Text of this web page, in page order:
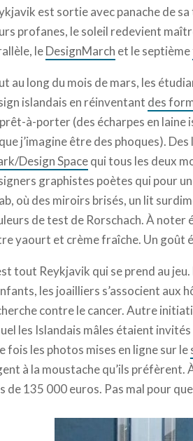
est sortie avec panache de
profanes, le soleil redevient
leDesignMarch et le septième
au long du mois de mars, les
islandais en réinventant des
à-porter (des écharpes en laine
j’imagine être des phoques).
Design Spacequi tous les deux
graphistes poètes qui pour
où des miroirs brisés, un lit
de test de Rorschach. À noter
yaourt et crème fraîche. Un goût
tout Reykjavik qui se prend au
les joailliers s’associent
contre le cancer. Autre
les Islandais mâles étaient
fois les photos mises en ligne sur le
à la moustache qu’ils préfèrent.
de 135 000 euros. Pas mal pour